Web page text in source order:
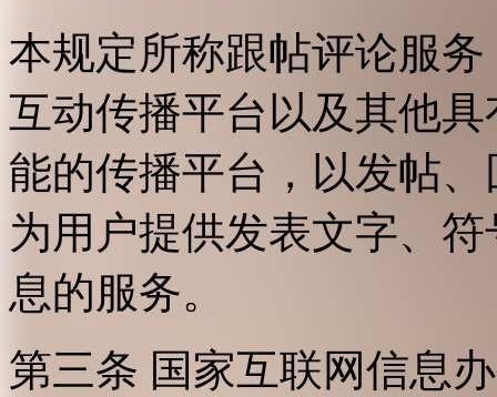
本规定所称跟帖评论服
互动传播平台以及其他
能的传播平台，以发帖
为用户提供发表文字、
息的服务。
第三条 国家互联网信息